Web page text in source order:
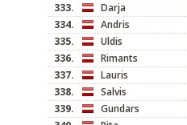
333.
Darja
334.
Andris
335.
Uldis
336.
Rimants
337.
Lauris
338.
Salvis
339.
Gundars